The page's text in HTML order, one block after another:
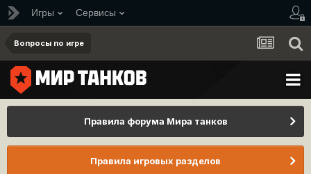
Игры Сервисы
Вопросы по игре
Правила форума Мира танков
Правила игровых разделов